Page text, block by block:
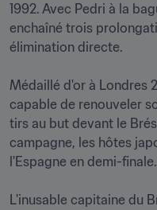
1992. Avec Pedri à la
enchaîné trois
élimination directe.
Médaillé d'or à Londres
capable de renouveler
tirs au but devant le
campagne, les hôtes
l'Espagne en demi-finale.
L'inusable capitaine du